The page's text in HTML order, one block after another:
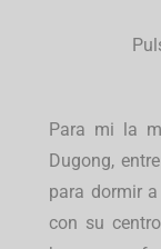
Para mi la
Dugong,
para dormir
con su